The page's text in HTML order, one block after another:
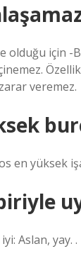
olduğu için -
veremez.
en yüksek
Aslan, yay. .